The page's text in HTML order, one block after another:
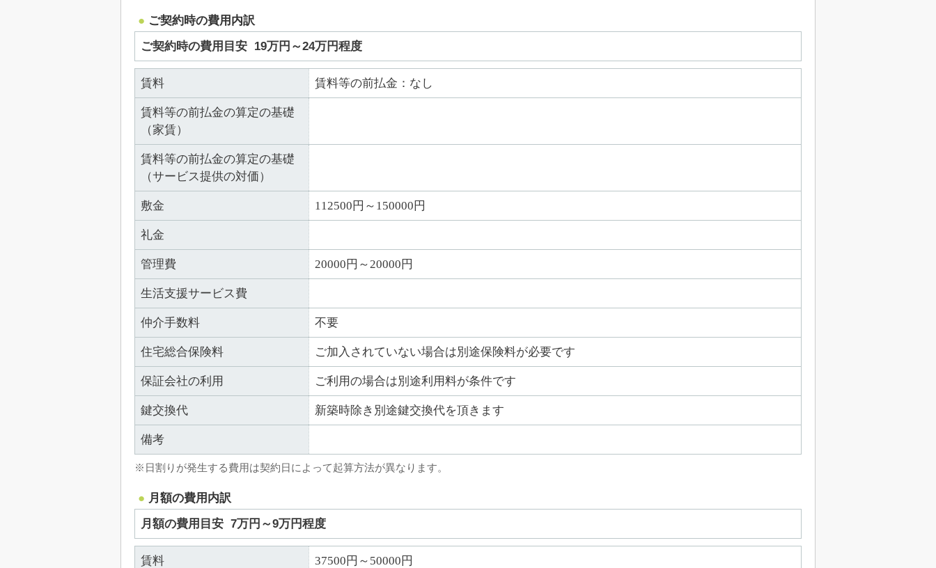
ご契約時の費用内訳
ご契約時の費用目安 19万円～24万円程度
賃料 賃料等の前払金：なし
賃料等の前払金の算定の基礎
（家賃）
賃料等の前払金の算定の基礎
（サービス提供の対価）
敷金 112500円～150000円
礼金
管理費 20000円～20000円
生活支援サービス費
仲介手数料 不要
住宅総合保険料 ご加入されていない場合は別途保険料が必要です
保証会社の利用 ご利用の場合は別途利用料が条件です
鍵交換代 新築時除き別途鍵交換代を頂きます
備考
※日割りが発生する費用は契約日によって起算方法が異なります。
月額の費用内訳
月額の費用目安 7万円～9万円程度
賃料 37500円～50000円